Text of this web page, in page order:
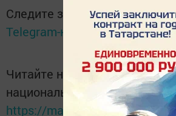
Следите за самым важным
Telegram-каналеТатмедиа
Читайте новости Татарстана
национальном мессенджере
https://max.ru/tatmedia